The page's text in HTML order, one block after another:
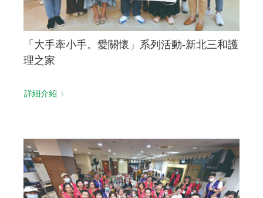
「大手牽小手。愛關懷」系列活動-新北三和護
理之家
詳細介紹